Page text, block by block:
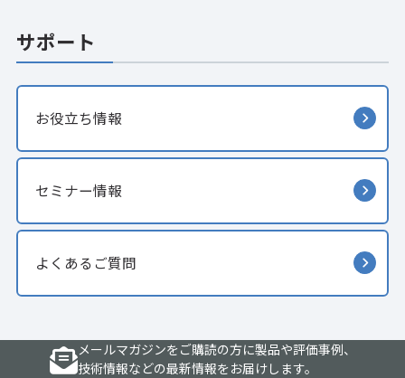
サポート
お役立ち情報
セミナー情報
よくあるご質問
メールマガジンをご購読の方に製品や評価事例、
技術情報などの最新情報をお届けします。